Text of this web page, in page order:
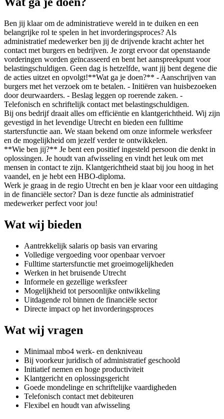
Ben jij klaar om de administratieve wereld in te duiken en een
belangrijke rol te spelen in het invorderingsproces? Als
administratief medewerker ben jij de drijvende kracht achter het
contact met burgers en bedrijven. Je zorgt ervoor dat openstaande
vorderingen worden geïncasseerd en bent het aanspreekpunt voor
belastingschuldigen. Geen dag is hetzelfde, want jij bent degene die
de acties uitzet en opvolgt!**Wat ga je doen?** - Aanschrijven van
burgers met het verzoek om te betalen. - Initiëren van huisbezoeken
door deurwaarders. - Beslag leggen op roerende zaken. -
Telefonisch en schriftelijk contact met belastingschuldigen.
Bij ons bedrijf draait alles om efficiëntie en klantgerichtheid. Wij zijn
gevestigd in het levendige Utrecht en bieden een fulltime
startersfunctie aan. We staan bekend om onze informele werksfeer
en de mogelijkheid om jezelf verder te ontwikkelen.
**Wie ben jij?** Je bent een positief ingesteld persoon die denkt in
oplossingen. Je houdt van afwisseling en vindt het leuk om met
mensen in contact te zijn. Klantgerichtheid staat bij jou hoog in het
vaandel, en je hebt een HBO-diploma.
Werk je graag in de regio Utrecht en ben je klaar voor een uitdaging
in de financiële sector? Dan is deze functie als administratief
medewerker perfect voor jou!
Wat wij bieden
Aantrekkelijk salaris op basis van ervaring
Volledige vergoeding voor openbaar vervoer
Fulltime startersfunctie met groeimogelijkheden
Werken in het bruisende Utrecht
Informele en gezellige werksfeer
Mogelijkheid tot persoonlijke ontwikkeling
Uitdagende rol binnen de financiële sector
Directe impact op het invorderingsproces
Wat wij vragen
Minimaal mbo4 werk- en denkniveau
Bij voorkeur juridisch of administratief geschoold
Initiatief nemen en hoge productiviteit
Klantgericht en oplossingsgericht
Goede mondelinge en schriftelijke vaardigheden
Telefonisch contact met debiteuren
Flexibel en houdt van afwisseling